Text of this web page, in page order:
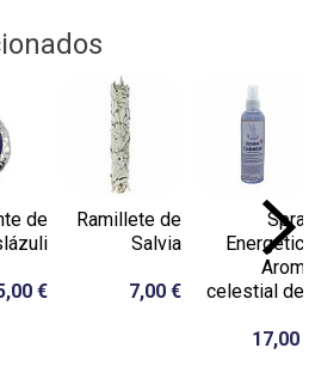
de
€
Ramillete de
Salvia
7,00 €
Spray
Energético
Aroma
celestial de...
17,00 €